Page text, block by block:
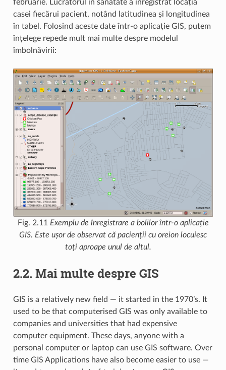
februarie. Lucrătorul în sănătate a înregistrat locația
casei fiecărui pacient, notând latitudinea și longitudinea
în tabel. Folosind aceste date într-o aplicație GIS, putem
înțelege repede mult mai multe despre modelul
îmbolnăvirii:
Fig. 2.11 Exemplu de înregistrare a bolilor într-o aplicație
GIS. Este ușor de observat că pacienții cu oreion locuiesc
toți aproape unul de altul.
2.2. Mai multe despre GIS
GIS is a relatively new field — it started in the 1970’s. It
used to be that computerised GIS was only available to
companies and universities that had expensive
computer equipment. These days, anyone with a
personal computer or laptop can use GIS software. Over
time GIS Applications have also become easier to use —